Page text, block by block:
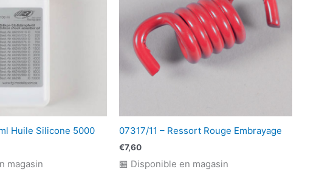
Huile Silicone 5000
magasin
07317/11 – Ressort Rouge Embrayage
€7,60
🏪 Disponible en magasin